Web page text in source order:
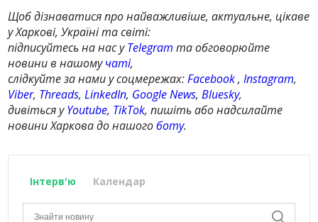
Щоб дізнаватися про найважливіше, актуальне, цікаве
у Харкові, Україні та світі:
підписуйтесь на нас уTelegram та обговорюйте
новини в нашомучаті,
слідкуйте за нами у соцмережах:Facebook,Instagram,
Viber, Threads,LinkedIn, Google News,Bluesky,
дивіться уYoutube, TikTok, пишіть або надсилайте
новини Харкова до нашогоботу.
Інтерв'ю Календар